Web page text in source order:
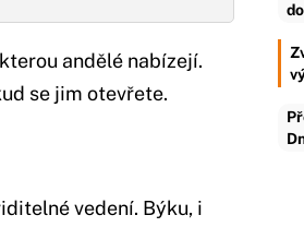
andělé nabízejí.
se jim otevřete.
vedení. Býku, i